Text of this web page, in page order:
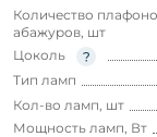
Количество
абажуров, шт
Цоколь
Тип ламп
Кол-во ламп, шт
Мощность ламп, Вт